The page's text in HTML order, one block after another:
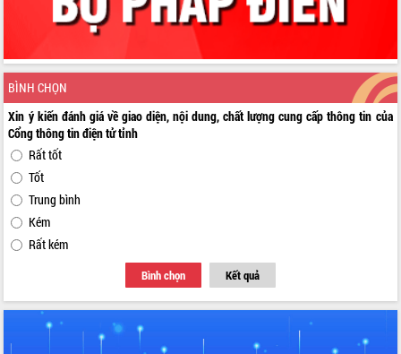
BÌNH CHỌN
Xin ý kiến đánh giá về giao diện, nội dung, chất lượng cung cấp thông tin của
Cổng thông tin điện tử tỉnh
Rất tốt
Tốt
Trung bình
Kém
Rất kém
Bình chọn Kết quả